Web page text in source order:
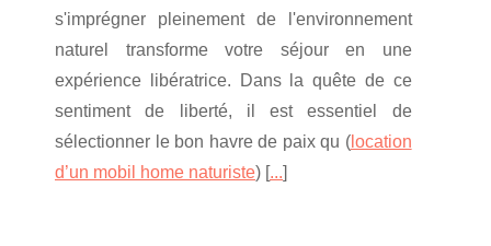
s'imprégner pleinement de l'environnement
naturel transforme votre séjour en une
expérience libératrice. Dans la quête de ce
sentiment de liberté, il est essentiel de
sélectionner le bon havre de paix qu (location
d’un mobil home naturiste) [...]